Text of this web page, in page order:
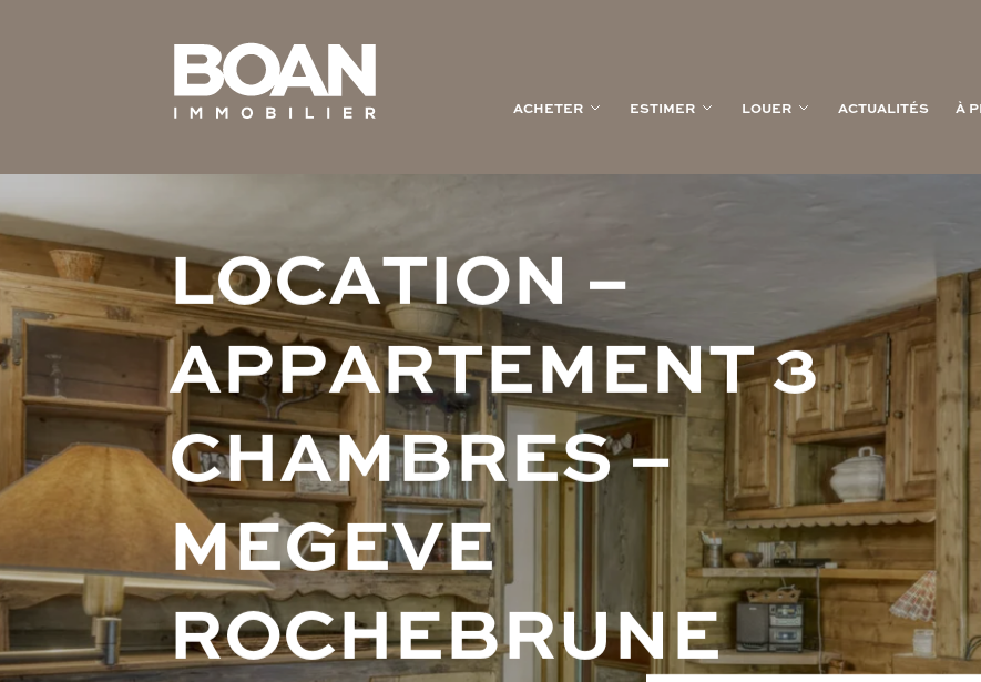
ACHETER ESTIMER LOUER ACTUALITÉS À
LOCATION–
APPARTEMENT3
CHAMBRES–
MEGEVE
ROCHEBRUNE